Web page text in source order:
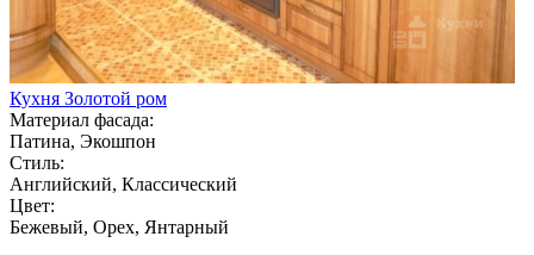
Кухня Золотой ром
Материал фасада:
Патина, Экошпон
Стиль:
Английский, Классический
Цвет:
Бежевый, Орех, Янтарный